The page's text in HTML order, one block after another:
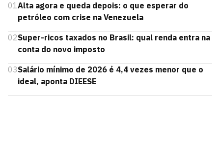
01Alta agora e queda depois: o que esperar do
petróleo com crise na Venezuela
02Super-ricos taxados no Brasil: qual renda entra na
conta do novo imposto
03Salário mínimo de 2026 é 4,4 vezes menor que o
ideal, aponta DIEESE